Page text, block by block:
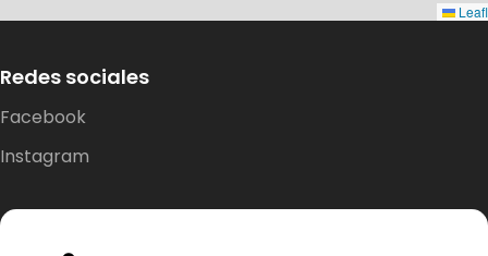
Murtas, Sector Chinquihue
Redes sociales
Facebook
Instagram